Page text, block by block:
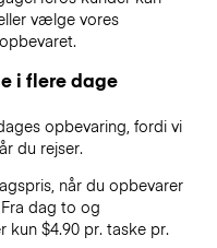
vælge vores
i flere dage
opbevaring, fordi vi
du rejser.
når du opbevarer
dag to og
kun $4.90 pr. taske pr.